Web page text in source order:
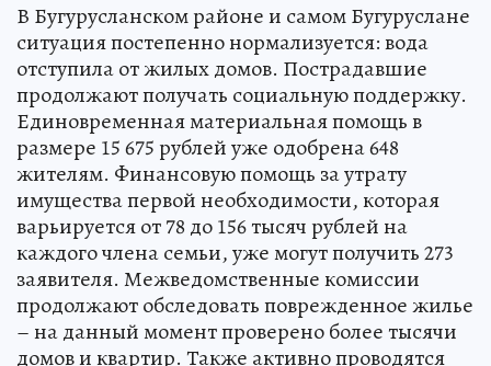
В Бугурусланском районе и самом Бугуруслане
ситуация постепенно нормализуется: вода
отступила от жилых домов. Пострадавшие
продолжают получать социальную поддержку.
Единовременная материальная помощь в
размере 15 675 рублей уже одобрена 648
жителям. Финансовую помощь за утрату
имущества первой необходимости, которая
варьируется от 78 до 156 тысяч рублей на
каждого члена семьи, уже могут получить 273
заявителя. Межведомственные комиссии
продолжают обследовать поврежденное жилье
– на данный момент проверено более тысячи
домов и квартир. Также активно проводятся